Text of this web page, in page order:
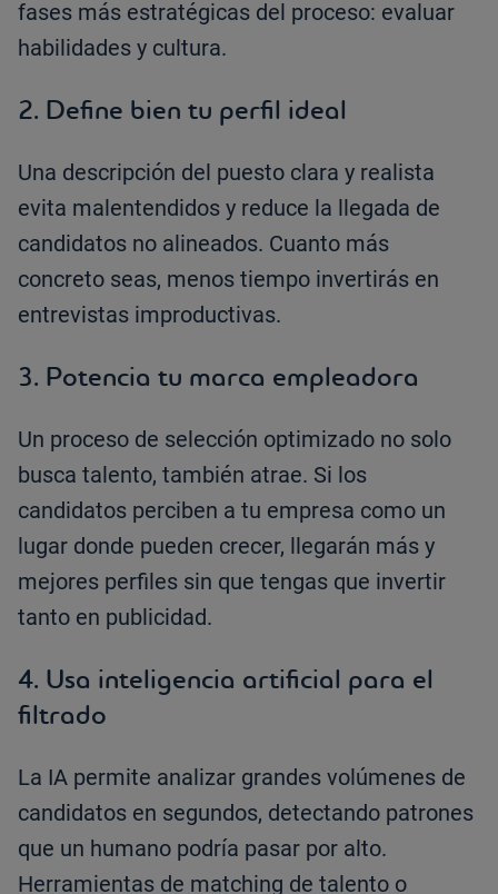
fases más estratégicas del proceso: evaluar
habilidades y cultura.
2. Define bien tu perfil ideal
Una descripción del puesto clara y realista
evita malentendidos y reduce la llegada de
candidatos no alineados. Cuanto más
concreto seas, menos tiempo invertirás en
entrevistas improductivas.
3. Potencia tu marca empleadora
Un proceso de selección optimizado no solo
busca talento, también atrae. Si los
candidatos perciben a tu empresa como un
lugar donde pueden crecer, llegarán más y
mejores perfiles sin que tengas que invertir
tanto en publicidad.
4. Usa inteligencia artificial para el
filtrado
La IA permite analizar grandes volúmenes de
candidatos en segundos, detectando patrones
que un humano podría pasar por alto.
Herramientas de matching de talento o